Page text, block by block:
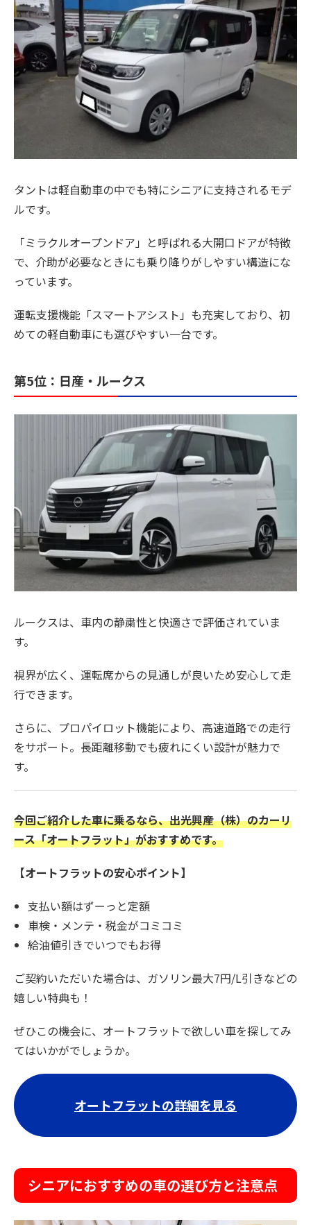
タントは軽自動車の中でも特にシニアに支持されるモデ
ルです。
「ミラクルオープンドア」と呼ばれる大開口ドアが特徴
で、介助が必要なときにも乗り降りがしやすい構造にな
っています。
運転支援機能「スマートアシスト」も充実しており、初
めての軽自動車にも選びやすい一台です。
第5位：日産・ルークス
ルークスは、車内の静粛性と快適さで評価されていま
す。
視界が広く、運転席からの見通しが良いため安心して走
行できます。
さらに、プロパイロット機能により、高速道路での走行
をサポート。長距離移動でも疲れにくい設計が魅力で
す。
今回ご紹介した車に乗るなら、出光興産（株）のカーリ
ース「オートフラット」がおすすめです。
【オートフラットの安心ポイント】
支払い額はずーっと定額
車検・メンテ・税金がコミコミ
給油値引きでいつでもお得
ご契約いただいた場合は、ガソリン最大7円/L引きなどの
嬉しい特典も！
ぜひこの機会に、オートフラットで欲しい車を探してみ
てはいかがでしょうか。
オートフラットの詳細を見る
シニアにおすすめの車の選び方と注意点